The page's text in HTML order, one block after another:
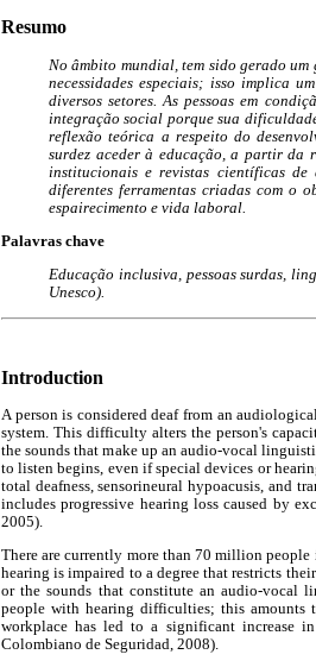
Resumo
No âmbito mundial, tem sido gerado
necessidades especiais; isso implica
diversos setores. As pessoas em
integração social porque sua
reflexão teórica a respeito do
surdez aceder à educação, a partir da
institucionais e revistas científicas de
diferentes ferramentas criadas com o
espairecimento e vida laboral.
Palavras chave
Educação inclusiva, pessoas surdas,
Unesco).
Introduction
A person is considered deaf from an
system. This difficulty alters the person's
the sounds that make up an audio-vocal
to listen begins, even if special devices or
total deafness, sensorineural hypoacusis, and
includes progressive hearing loss caused by
2005).
There are currently more than 70 million
hearing is impaired to a degree that restricts
or the sounds that constitute an audio-vocal
people with hearing difficulties; this amounts
workplace has led to a significant increase
Colombiano de Seguridad, 2008).